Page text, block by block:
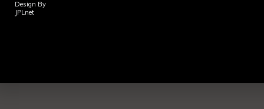
Design By
JPLnet